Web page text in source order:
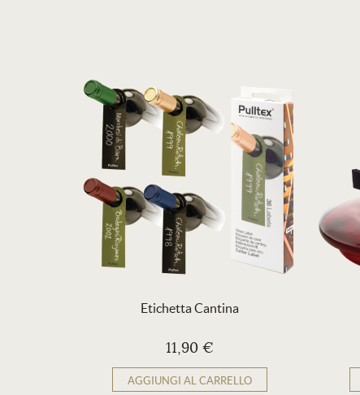
Etichetta Cantina
11,90 €
AGGIUNGI AL CARRELLO